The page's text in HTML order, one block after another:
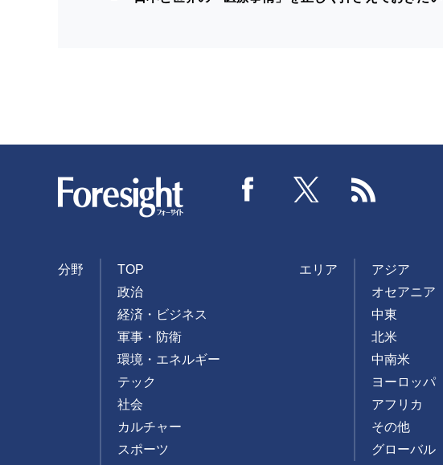
Facebook Twitter
分野
TOP
政治
経済・ビジネス
軍事・防衛
環境・エネルギー
テック
社会
カルチャー
スポーツ
エリア
アジア
オセアニア
中東
北米
中南米
ヨーロッパ
アフリカ
その他
グローバル